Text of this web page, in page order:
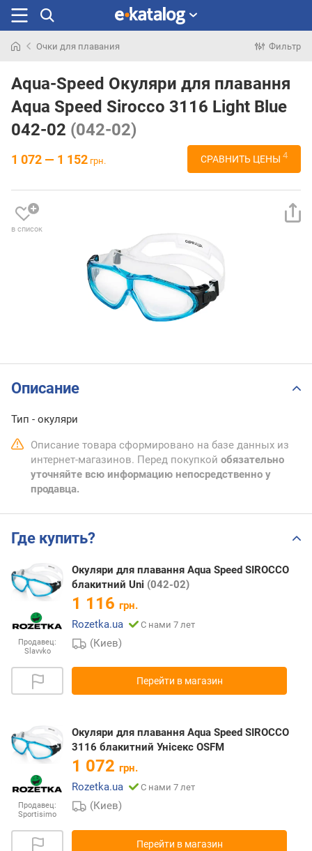
раньше
Очки для плавания Фильтр
Aqua-Speed Окуляри для плавання
Aqua Speed Sirocco 3116 Light Blue
042-02 (042-02)
1 072 — 1 152 грн. СРАВНИТЬ ЦЕНЫ 4
в список
Описание
Тип - окуляри
Описание товара сформировано на базе данных из
интернет-магазинов. Перед покупкой обязательно
уточняйте всю информацию непосредственно у
продавца.
Где купить?
Продавец:
Slavvko
Окуляри для плавання Aqua Speed SIROCCO
блакитний Uni (042-02)
1 116 грн.
Rozetka.ua
С нами 7 лет
(Киев)
Перейти в магазин
Продавец:
Sportisimo
Окуляри для плавання Aqua Speed SIROCCO
3116 блакитний Унісекс OSFM
1 072 грн.
Rozetka.ua
С нами 7 лет
(Киев)
Перейти в магазин